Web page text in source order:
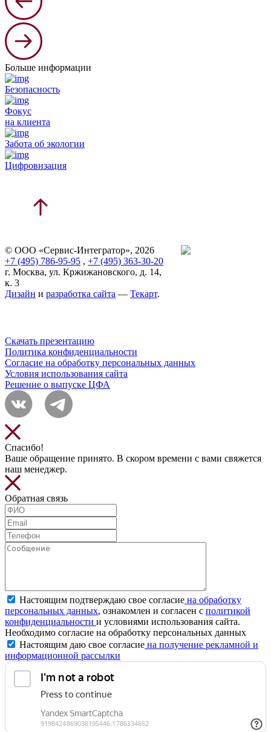
Больше информации
Безопасность
Фокус
на клиента
Забота об экологии
Цифровизация
© ООО «Сервис-Интегратор», 2026
+7 (495) 786-95-95 , +7 (495) 363-30-20
г. Москва, ул. Кржижановского, д. 14,
к. 3
Дизайн и разработка сайта — Текарт.
Скачать презентацию
Политика конфиденциальности
Согласие на обработку персональных данных
Условия использования сайта
Решение о выпуске ЦФА
Спасибо!
Ваше обращение принято. В скором времени с вами свяжется
наш менеджер.
Обратная связь
Настоящим подтверждаю свое согласие на обработку
персональных данных, ознакомлен и согласен с политикой
конфиденциальности и условиями использования сайта.
Необходимо согласие на обработку персональных данных
Настоящим даю свое согласие на получение рекламной и
информационной рассылки